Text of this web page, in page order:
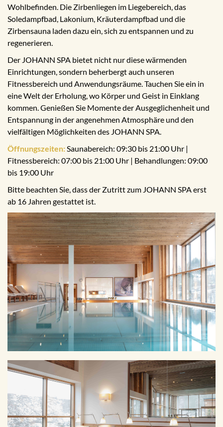
Wohlbefinden. Die Zirbenliegen im Liegebereich, das
Soledampfbad, Lakonium, Kräuterdampfbad und die
Zirbensauna laden dazu ein, sich zu entspannen und zu
regenerieren.
Der JOHANN SPA bietet nicht nur diese wärmenden
Einrichtungen, sondern beherbergt auch unseren
Fitnessbereich und Anwendungsräume. Tauchen Sie ein in
eine Welt der Erholung, wo Körper und Geist in Einklang
kommen. Genießen Sie Momente der Ausgeglichenheit und
Entspannung in der angenehmen Atmosphäre und den
vielfältigen Möglichkeiten des JOHANN SPA.
Öffnungszeiten: Saunabereich: 09:30 bis 21:00 Uhr |
Fitnessbereich: 07:00 bis 21:00 Uhr | Behandlungen: 09:00
bis 19:00 Uhr
Bitte beachten Sie, dass der Zutritt zum JOHANN SPA erst
ab 16 Jahren gestattet ist.